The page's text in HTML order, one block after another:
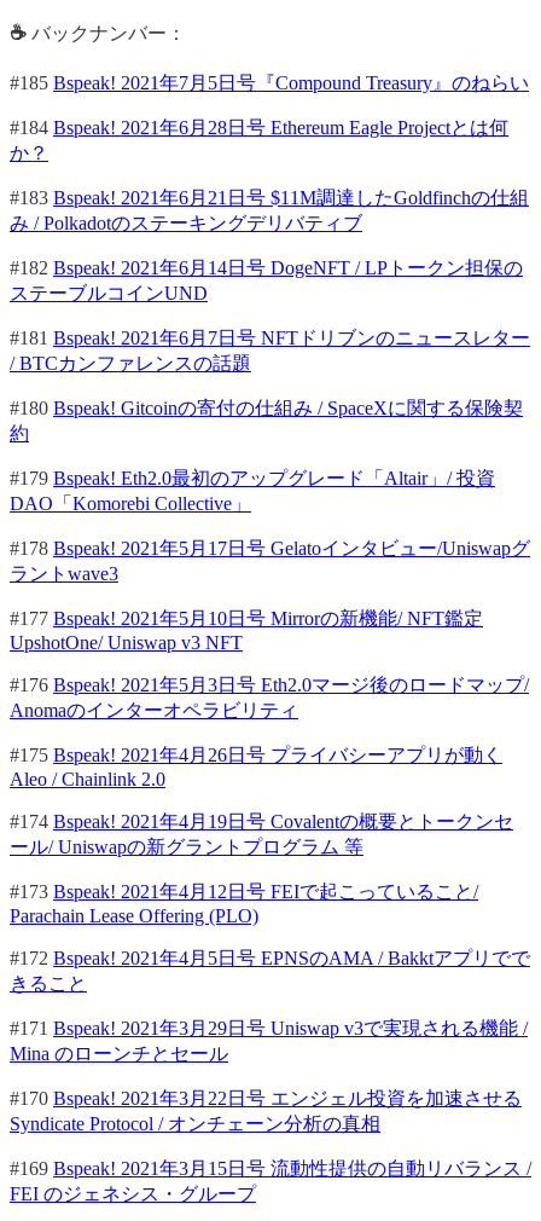
☕ バックナンバー：
#185 Bspeak! 2021年7月5日号『Compound Treasury』のねらい
#184 Bspeak! 2021年6月28日号 Ethereum Eagle Projectとは何
か？
#183 Bspeak! 2021年6月21日号 $11M調達したGoldfinchの仕組
み / Polkadotのステーキングデリバティブ
#182 Bspeak! 2021年6月14日号 DogeNFT / LPトークン担保の
ステーブルコインUND
#181 Bspeak! 2021年6月7日号 NFTドリブンのニュースレター
/ BTCカンファレンスの話題
#180 Bspeak! Gitcoinの寄付の仕組み / SpaceXに関する保険契
約
#179 Bspeak! Eth2.0最初のアップグレード「Altair」/ 投資
DAO「Komorebi Collective」
#178 Bspeak! 2021年5月17日号 Gelatoインタビュー/Uniswapグ
ラントwave3
#177 Bspeak! 2021年5月10日号 Mirrorの新機能/ NFT鑑定
UpshotOne/ Uniswap v3 NFT
#176 Bspeak! 2021年5月3日号 Eth2.0マージ後のロードマップ/
Anomaのインターオペラビリティ
#175 Bspeak! 2021年4月26日号 プライバシーアプリが動く
Aleo / Chainlink 2.0
#174 Bspeak! 2021年4月19日号 Covalentの概要とトークンセ
ール/ Uniswapの新グラントプログラム 等
#173 Bspeak! 2021年4月12日号 FEIで起こっていること/
Parachain Lease Offering (PLO)
#172 Bspeak! 2021年4月5日号 EPNSのAMA / Bakktアプリでで
きること
#171 Bspeak! 2021年3月29日号 Uniswap v3で実現される機能 /
Mina のローンチとセール
#170 Bspeak! 2021年3月22日号 エンジェル投資を加速させる
Syndicate Protocol / オンチェーン分析の真相
#169 Bspeak! 2021年3月15日号 流動性提供の自動リバランス /
FEI のジェネシス・グループ